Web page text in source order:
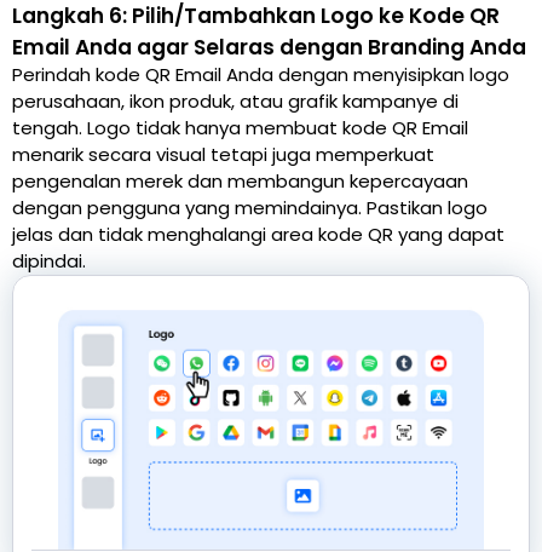
Langkah 6: Pilih/Tambahkan Logo ke Kode QR
Email Anda agar Selaras dengan Branding Anda
Perindah kode QR Email Anda dengan menyisipkan logo
perusahaan, ikon produk, atau grafik kampanye di
tengah. Logo tidak hanya membuat kode QR Email
menarik secara visual tetapi juga memperkuat
pengenalan merek dan membangun kepercayaan
dengan pengguna yang memindainya. Pastikan logo
jelas dan tidak menghalangi area kode QR yang dapat
dipindai.